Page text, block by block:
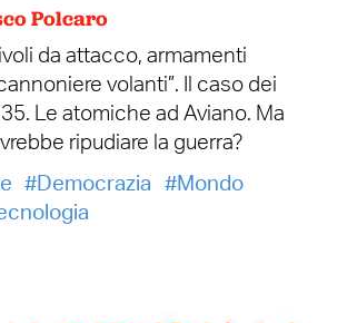
Polcaro
da attacco, armamenti
volanti”. Il caso dei
Le atomiche ad Aviano. Ma
ripudiare la guerra?
Democrazia
Mondo